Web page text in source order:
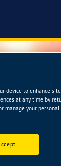
device to enhance
at any time by
manage your